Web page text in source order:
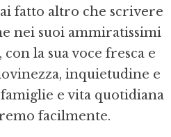
fatto altro che scrivere
nei suoi ammiratissimi
la sua voce fresca e
inquietudine e
e vita quotidiana
facilmente.